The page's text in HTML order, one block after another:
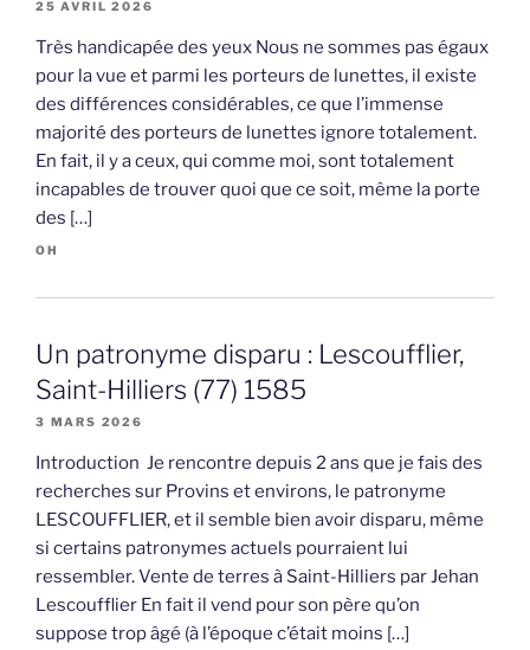
25 AVRIL 2026
Très handicapée des yeux Nous ne sommes pas égaux
pour la vue et parmi les porteurs de lunettes, il existe
des différences considérables, ce que l’immense
majorité des porteurs de lunettes ignore totalement.
En fait, il y a ceux, qui comme moi, sont totalement
incapables de trouver quoi que ce soit, même la porte
des […]
OH
Un patronyme disparu : Lescoufflier,
Saint-Hilliers (77) 1585
3 MARS 2026
Introduction Je rencontre depuis 2 ans que je fais des
recherches sur Provins et environs, le patronyme
LESCOUFFLIER, et il semble bien avoir disparu, même
si certains patronymes actuels pourraient lui
ressembler. Vente de terres à Saint-Hilliers par Jehan
Lescoufflier En fait il vend pour son père qu’on
suppose trop âgé (à l’époque c’était moins […]